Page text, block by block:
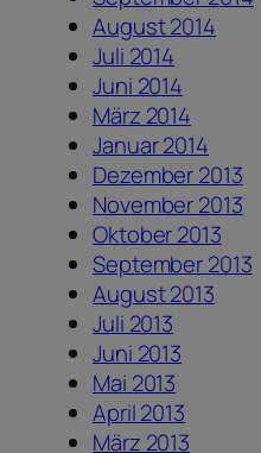
August 2014
Juli 2014
Juni 2014
März 2014
Januar 2014
Dezember 2013
November 2013
Oktober 2013
September 2013
August 2013
Juli 2013
Juni 2013
Mai 2013
April 2013
März 2013